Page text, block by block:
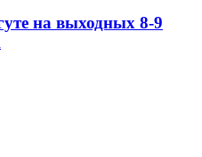
на выходных 8-9